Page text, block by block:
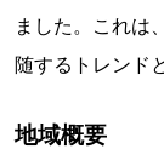
ました。これは
随するトレンド
地域概要